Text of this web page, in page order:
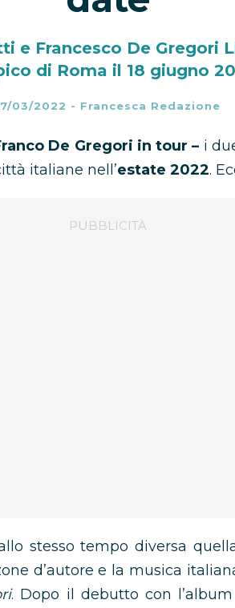
e Francesco De Gregori
di Roma il 18 giugno
03/2022 - Francesca Redazione
De Gregori in tour – i
italiane nell’estate 2022.
stesso tempo diversa
d’autore e la musica
. Dopo il debutto con l’album